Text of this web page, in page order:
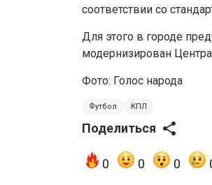
соответствии со
Для этого в городе
модернизирован
Фото: Голос народа
Футбол КПЛ
Поделиться
0 0 0